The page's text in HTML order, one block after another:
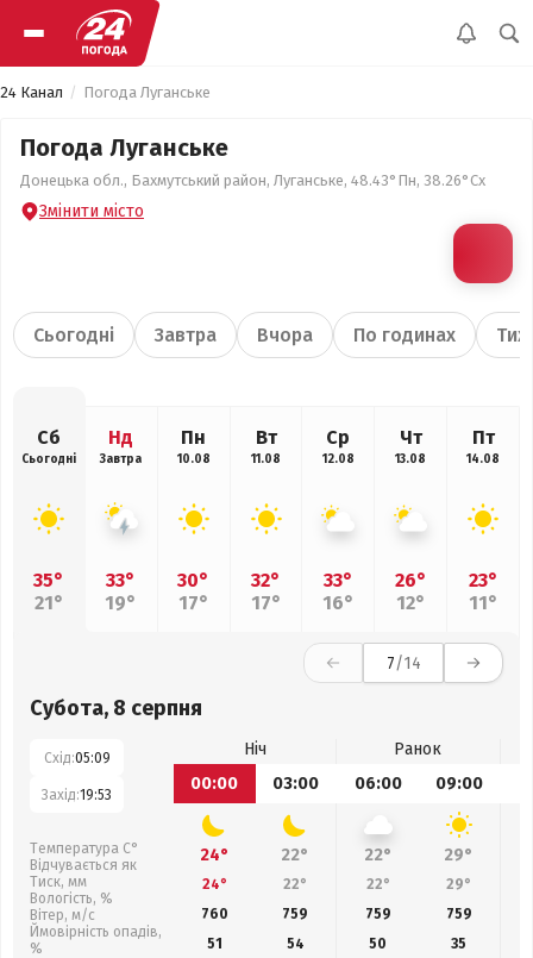
24 Канал Погода Луганське
Погода Луганське
Донецька обл., Бахмутський район, Луганське, 48.43°Пн, 38.26°Сх
Змінити місто
Сьогодні Завтра Вчора По годинах
Сб
Сьогодні
35°
21°
Нд
Завтра
33°
19°
Пн
10.08
30°
17°
Вт
11.08
32°
17°
Ср
12.08
33°
16°
Чт
13.08
26°
12°
Пт
14.08
23°
11°
7/14
Субота, 8 серпня
Схід:05:09
Захід:19:53
Температура С°
Відчувається як
Тиск, мм
Вологість, %
Вітер, м/с
Ймовірність опадів,
%
Ніч
Ранок
00:00
03:00 06:00 09:00
24° 22° 22° 29°
24° 22° 22° 29°
760
759 759 759
51
54 50 35